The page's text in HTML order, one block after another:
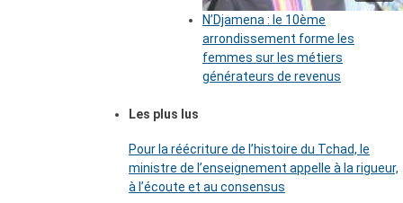
N’Djamena : le 10ème
arrondissement forme les
femmes sur les métiers
générateurs de revenus
Les plus lus
Pour la réécriture de l’histoire du Tchad, le
ministre de l’enseignement appelle à la rigueur,
à l’écoute et au consensus